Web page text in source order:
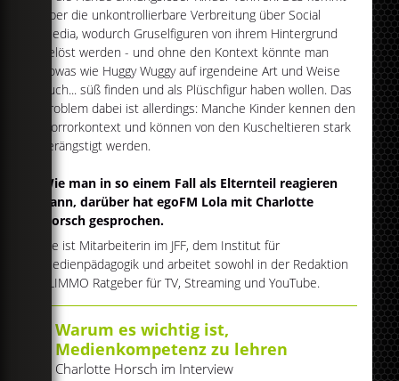
über die unkontrollierbare Verbreitung über Social
Media, wodurch Gruselfiguren von ihrem Hintergrund
gelöst werden - und ohne den Kontext könnte man
sowas wie Huggy Wuggy auf irgendeine Art und Weise
auch... süß finden und als Plüschfigur haben wollen. Das
Problem dabei ist allerdings: Manche Kinder kennen den
Horrorkontext und können von den Kuscheltieren stark
verängstigt werden.
Wie man in so einem Fall als Elternteil reagieren
kann, darüber hat egoFM Lola mit Charlotte
Horsch gesprochen.
Sie ist Mitarbeiterin im JFF, dem Institut für
Medienpädagogik und arbeitet sowohl in der Redaktion
FLIMMO Ratgeber für TV, Streaming und YouTube.
Warum es wichtig ist,
Medienkompetenz zu lehren
Charlotte Horsch im Interview